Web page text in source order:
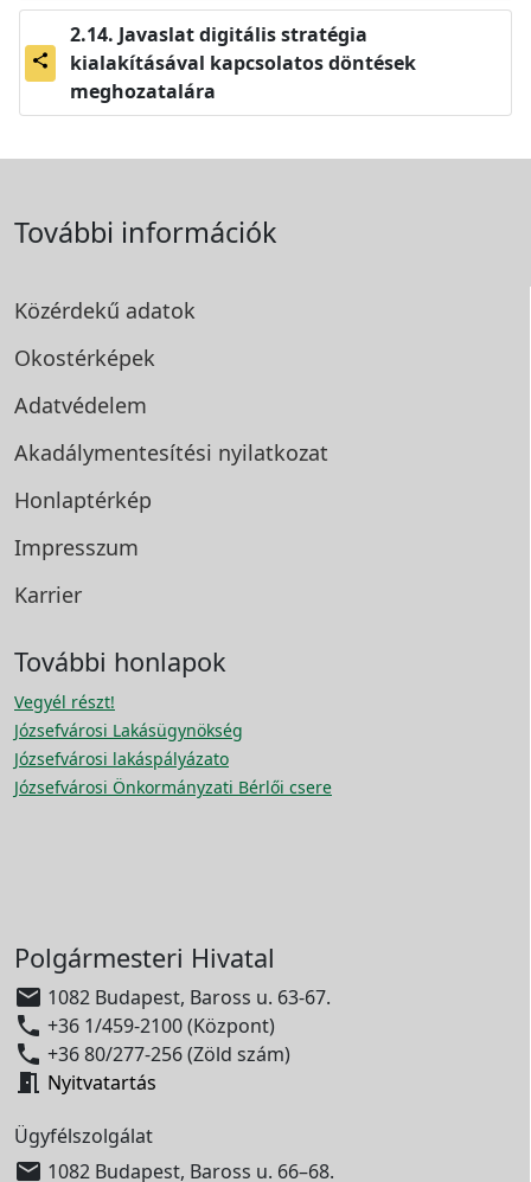
share
Javaslat digitális stratégia
kialakításával kapcsolatos döntések
meghozatalára
További információk
Közérdekű adatok
Okostérképek
Adatvédelem
Akadálymentesítési nyilatkozat
Honlaptérkép
Impresszum
Karrier
További honlapok
Vegyél részt!
Józsefvárosi Lakásügynökség
Józsefvárosi lakáspályázato
Józsefvárosi Önkormányzati Bérlői csere
Polgármesteri Hivatal
 1082 Budapest, Baross u. 63-67.
 +36 1/459-2100 (Központ)
 +36 80/277-256 (Zöld szám)
 Nyitvatartás
Ügyfélszolgálat
 1082 Budapest, Baross u. 66–68.